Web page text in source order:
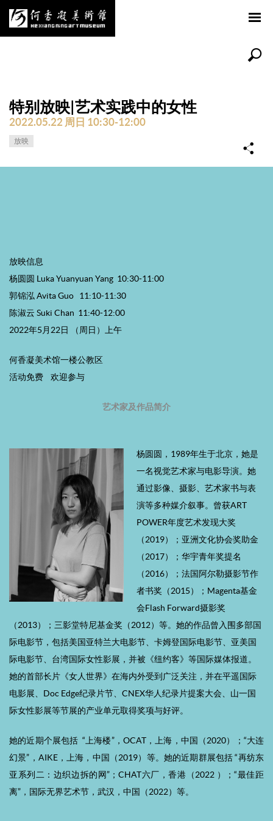
特别放映|艺术实践中的女性
2022.05.22 周日 10:30-12:00
放映
放映信息
杨圆圆 Luka Yuanyuan Yang 10:30-11:00
郭锦泓 Avita Guo 11:10-11:30
陈淑云 Suki Chan 11:40-12:00
2022年5月22日 （周日）上午
何香凝美术馆一楼公教区
活动免费 欢迎参与
艺术家及作品简介
杨圆圆，1989年生于北京，她是
一名视觉艺术家与电影导演。她
通过影像、摄影、艺术家书与表
演等多种媒介叙事。曾获ART
POWER年度艺术发现大奖
（2019）；亚洲文化协会奖助金
（2017）；华宇青年奖提名
（2016）；法国阿尔勒摄影节作
者书奖（2015）；Magenta基金
会Flash Forward摄影奖
（2013）；三影堂特尼基金奖（2012）等。她的作品曾入围多部国
际电影节，包括美国亚特兰大电影节、卡姆登国际电影节、亚美国
际电影节、台湾国际女性影展，并被《纽约客》等国际媒体报道。
她的首部长片《女人世界》在海内外受到广泛关注，并在平遥国际
电影展、Doc Edge纪录片节、CNEX华人纪录片提案大会、山一国
际女性影展等节展的产业单元取得奖项与好评。
她的近期个展包括 “上海楼”，OCAT，上海，中国（2020）；“大连
幻景”，AIKE，上海，中国（2019）等。她的近期群展包括 “再纺东
亚系列二：边织边拆的网”；CHAT六厂，香港（2022 ）；“最佳距
离”，国际无界艺术节，武汉，中国（2022）等。